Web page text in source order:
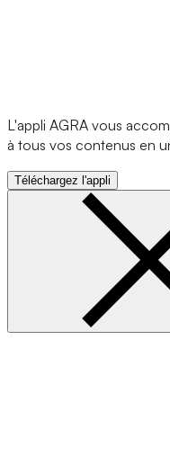
L'appli AGRA vous
à tous vos contenus en
Téléchargez l'appli